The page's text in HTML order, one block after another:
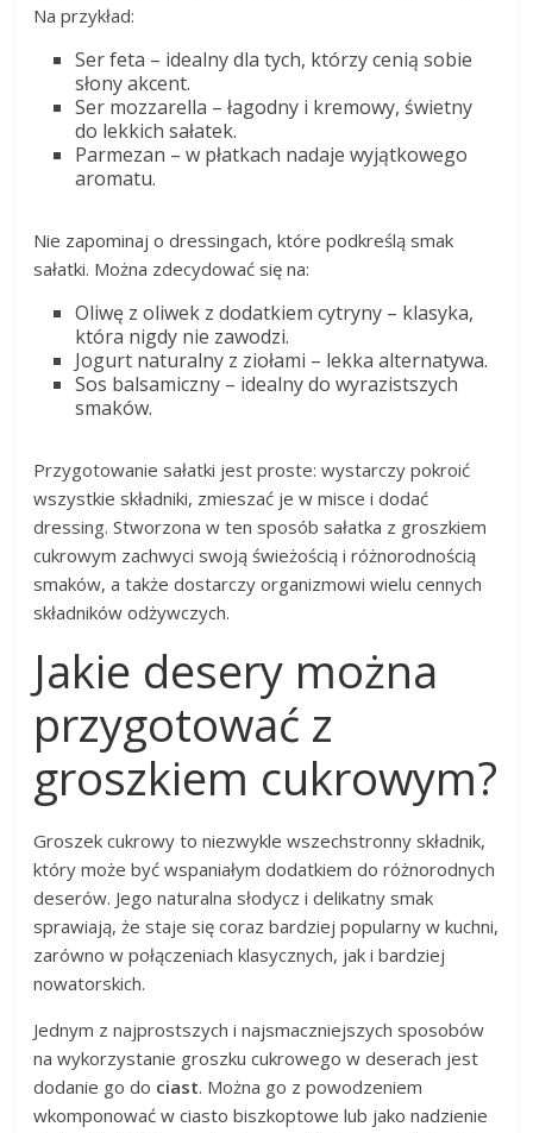
Na przykład:
Ser feta – idealny dla tych, którzy cenią sobie
słony akcent.
Ser mozzarella – łagodny i kremowy, świetny
do lekkich sałatek.
Parmezan – w płatkach nadaje wyjątkowego
aromatu.
Nie zapominaj o dressingach, które podkreślą smak
sałatki. Można zdecydować się na:
Oliwę z oliwek z dodatkiem cytryny – klasyka,
która nigdy nie zawodzi.
Jogurt naturalny z ziołami – lekka alternatywa.
Sos balsamiczny – idealny do wyrazistszych
smaków.
Przygotowanie sałatki jest proste: wystarczy pokroić
wszystkie składniki, zmieszać je w misce i dodać
dressing. Stworzona w ten sposób sałatka z groszkiem
cukrowym zachwyci swoją świeżością i różnorodnością
smaków, a także dostarczy organizmowi wielu cennych
składników odżywczych.
Jakie desery można
przygotować z
groszkiem cukrowym?
Groszek cukrowy to niezwykle wszechstronny składnik,
który może być wspaniałym dodatkiem do różnorodnych
deserów. Jego naturalna słodycz i delikatny smak
sprawiają, że staje się coraz bardziej popularny w kuchni,
zarówno w połączeniach klasycznych, jak i bardziej
nowatorskich.
Jednym z najprostszych i najsmaczniejszych sposobów
na wykorzystanie groszku cukrowego w deserach jest
dodanie go do ciast. Można go z powodzeniem
wkomponować w ciasto biszkoptowe lub jako nadzienie